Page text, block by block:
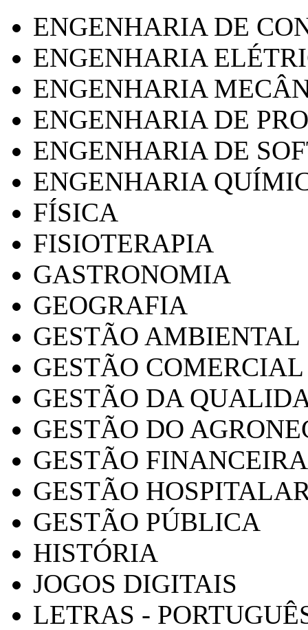
ENGENHARIA DE
ENGENHARIA
ENGENHARIA
ENGENHARIA DE
ENGENHARIA DE
ENGENHARIA
FÍSICA
FISIOTERAPIA
GASTRONOMIA
GEOGRAFIA
GESTÃO AMBIENTAL
GESTÃO COMERCIAL
GESTÃO DA
GESTÃO DO
GESTÃO FINANCEIRA
GESTÃO
GESTÃO PÚBLICA
HISTÓRIA
JOGOS DIGITAIS
LETRAS -